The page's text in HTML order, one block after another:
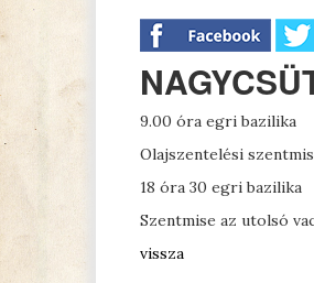
9.00 óra egri bazilika
Olajszentelési
18 óra 30 egri bazilika
Szentmise az utolsó
vissza